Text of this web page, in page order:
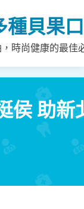
貝果
時尚健康的最
侯 助